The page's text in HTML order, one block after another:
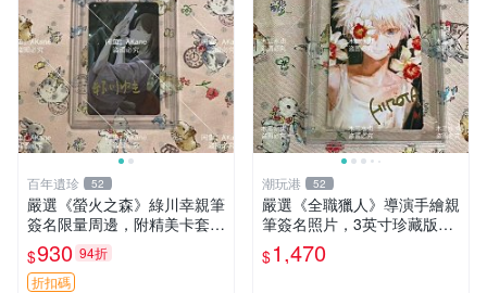
百年遺珍 52
嚴選《螢火之森》綠川幸親筆
簽名限量周邊，附精美卡套收
藏 螢火之森 親筆簽名 周邊收
藏
$930 94折
折扣碼
潮玩港 52
嚴選《全職獵人》導演手繪親
筆簽名照片，3英寸珍藏版周
邊 HUNTER×HUNTER 罕見
收藏 親筆簽名周邊 尤利
$1,470